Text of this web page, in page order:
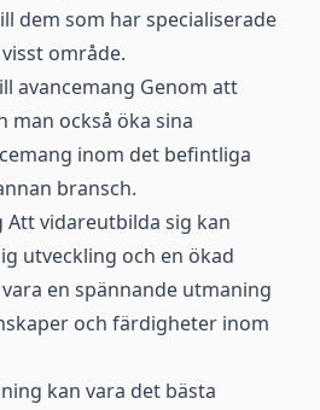
dem som har specialiserade
område.
avancemang Genom att
man också öka sina
inom det befintliga
bransch.
Att vidareutbilda sig kan
utveckling och en ökad
en spännande utmaning
och färdigheter inom
kan vara det bästa